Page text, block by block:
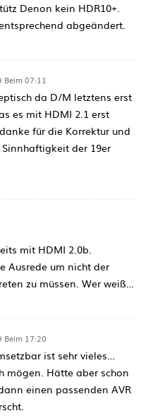
Denon kein HDR10+.
abgeändert.
Beim 07:11
da D/M letztens erst
es mit HDMI 2.1 erst
für die Korrektur und
der 19er
mit HDMI 2.0b.
Ausrede um nicht der
zu müssen. Wer weiß…
Beim 17:20
ist sehr vieles…
mögen. Hätte aber schon
einen passenden AVR